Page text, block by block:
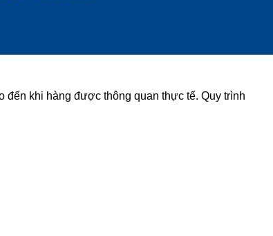
khi hàng được thông quan thực tế. Quy trình